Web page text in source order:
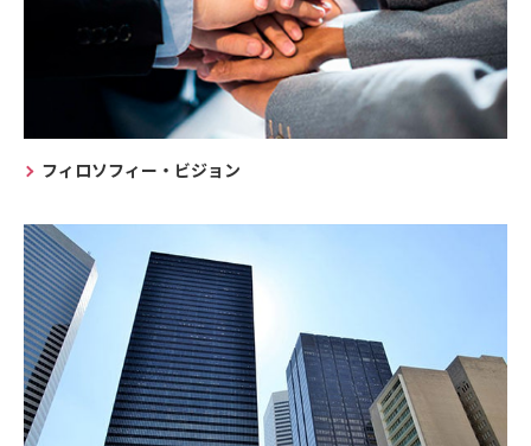
フィロソフィー・ビジョン